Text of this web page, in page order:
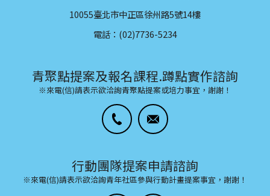
10055臺北市中正區徐州路5號14樓
電話：(02)7736-5234
青聚點提案及報名課程.蹲點實作諮詢
※來電(信)請表示欲洽詢青聚點提案或培力事宜，謝謝！
行動團隊提案申請諮詢
※來電(信)請表示欲洽詢青年社區參與行動計畫提案事宜，謝謝！